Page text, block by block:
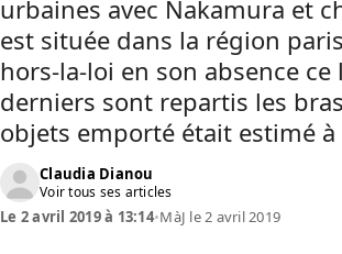
urbaines avec Nakamura et
est située dans la région
hors-la-loi en son absence
derniers sont repartis les
objets emporté était estimé
Claudia Dianou
Voir tous ses articles
Le 2 avril 2019 à 13:14•MàJ le 2 avril 2019